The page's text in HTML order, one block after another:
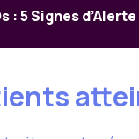
: 5 Signes d’Alerte